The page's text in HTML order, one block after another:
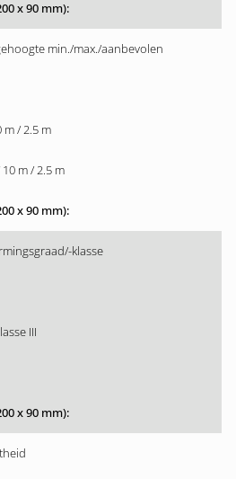
min./max./aanbevolen
m / 2.5 m
m / 2.5 m
klasse
III